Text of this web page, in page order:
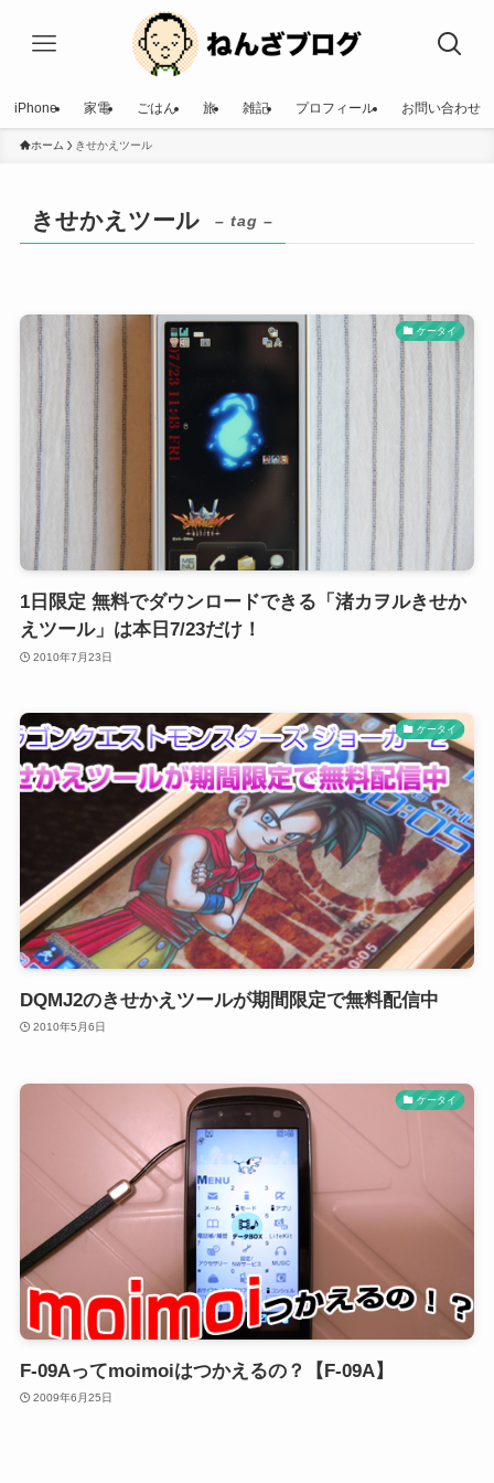
iPhone 家電 ごはん 旅 雑記 プロフィール お問い合わせ
ホーム きせかえツール
きせかえツール – tag –
ケータイ
1日限定 無料でダウンロードできる「渚カヲルきせか
えツール」は本日7/23だけ！
2010年7月23日
ケータイ
DQMJ2のきせかえツールが期間限定で無料配信中
2010年5月6日
ケータイ
F-09Aってmoimoiはつかえるの？【F-09A】
2009年6月25日